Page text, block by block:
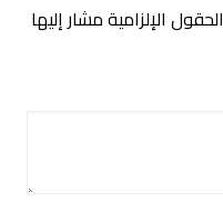
الحقول الإلزامية مشار إليها